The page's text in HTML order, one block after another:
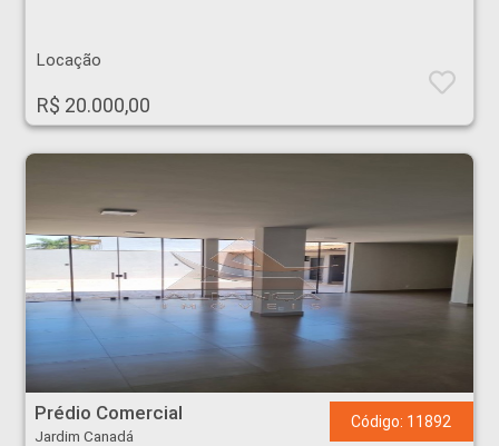
Locação
R$ 20.000,00
Prédio Comercial - Jardim Canadá - Ribeirão Preto
Prédio Comercial
Jardim Canadá
Código: 11892